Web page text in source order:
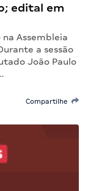
edital em
na Assembleia
a sessão
João Paulo
Compartilhe